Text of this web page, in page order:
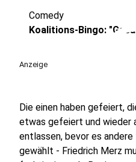
Comedy
Koalitions-Bingo:
Anzeige
Die einen haben gefeiert,
etwas gefeiert und wieder
entlassen, bevor es
gewählt - Friedrich Merz